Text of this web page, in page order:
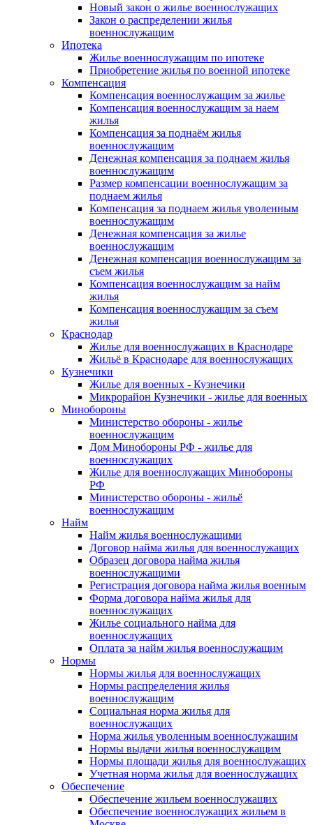
Новый закон о жилье военнослужащих
Закон о распределении жилья
военнослужащим
Ипотека
Жилье военнослужащим по ипотеке
Приобретение жилья по военной ипотеке
Компенсация
Компенсация военнослужащим за жилье
Компенсация военнослужащим за наем
жилья
Компенсация за поднаём жилья
военнослужащим
Денежная компенсация за поднаем жилья
военнослужащим
Размер компенсации военнослужащим за
поднаем жилья
Компенсация за поднаем жилья уволенным
военнослужащим
Денежная компенсация за жилье
военнослужащим
Денежная компенсация военнослужащим за
съем жилья
Компенсация военнослужащим за найм
жилья
Компенсация военнослужащим за съем
жилья
Краснодар
Жилье для военнослужащих в Краснодаре
Жильё в Краснодаре для военнослужащих
Кузнечики
Жилье для военных - Кузнечики
Микрорайон Кузнечики - жилье для военных
Минобороны
Министерство обороны - жилье
военнослужащим
Дом Минобороны РФ - жилье для
военнослужащих
Жилье для военнослужащих Минобороны
РФ
Министерство обороны - жильё
военнослужащим
Найм
Найм жилья военнослужащими
Договор найма жилья для военнослужащих
Образец договора найма жилья
военнослужащими
Регистрация договора найма жилья военным
Форма договора найма жилья для
военнослужащих
Жилье социального найма для
военнослужащих
Оплата за найм жилья военнослужащим
Нормы
Нормы жилья для военнослужащих
Нормы распределения жилья
военнослужащим
Социальная норма жилья для
военнослужащих
Норма жилья уволенным военнослужащим
Нормы выдачи жилья военнослужащим
Нормы площади жилья для военнослужащих
Учетная норма жилья для военнослужащих
Обеспечение
Обеспечение жильем военнослужащих
Обеспечение военнослужащих жильем в